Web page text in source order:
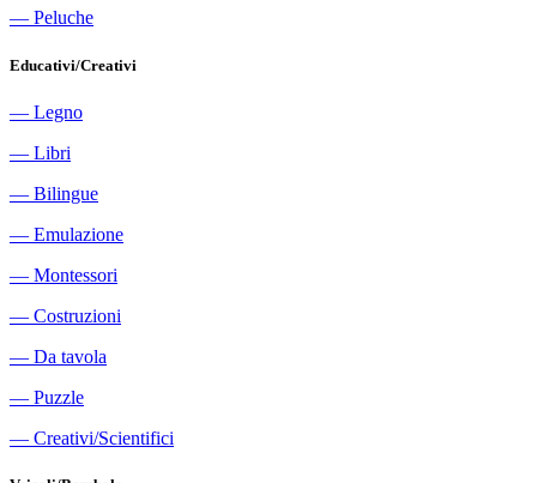
― Peluche
Educativi/Creativi
― Legno
― Libri
― Bilingue
― Emulazione
― Montessori
― Costruzioni
― Da tavola
― Puzzle
― Creativi/Scientifici